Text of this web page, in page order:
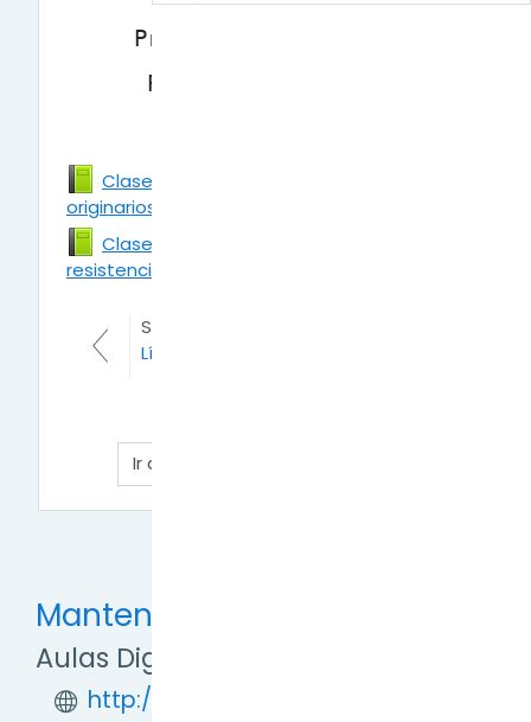
Prof. Cecilia Gerrard
Prof. Miguel Pantoja
Clase 1 - Interculturalidad y pueblos
originarios en Tierra del Fuego
Clase 2 - Genocidio, etnocidio y
resistencias indigenas en Tierra del Fuego
SECCIÓN ANTERIOR
Línea de tiempo
Mantente en contacto
Aulas Digitales TDF
http://formaciondigital.tdf.gob.ar/